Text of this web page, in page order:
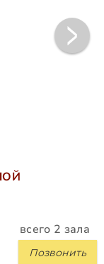
всего 2 зала
Позвонить